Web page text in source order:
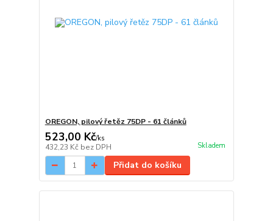
OREGON, pilový řetěz 75DP - 61 článků
523,00 Kč/ks
432,23 Kč bez DPH Skladem
Přidat do košíku